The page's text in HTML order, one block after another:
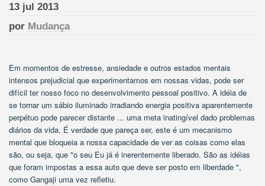
13 jul 2013
por Mudança
Em momentos de estresse, ansiedade e outros estados mentais
intensos prejudicial que experimentamos em nossas vidas, pode ser
difícil ter nosso foco no desenvolvimento pessoal positivo. A idéia de
se tornar um sábio iluminado irradiando energia positiva aparentemente
perpétuo pode parecer distante ... uma meta inatingível dado problemas
diários da vida. É verdade que pareça ser, este é um mecanismo
mental que bloqueia a nossa capacidade de ver as coisas como elas
são, ou seja, que "o seu Eu já é inerentemente liberado. São as idéias
que foram impostas a essa auto que deve ser posto em liberdade ",
como Gangaji uma vez refletiu.